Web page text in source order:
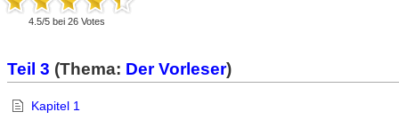
4.5/5 bei 26 Votes
Teil 3 (Thema: Der Vorleser)
Kapitel 1